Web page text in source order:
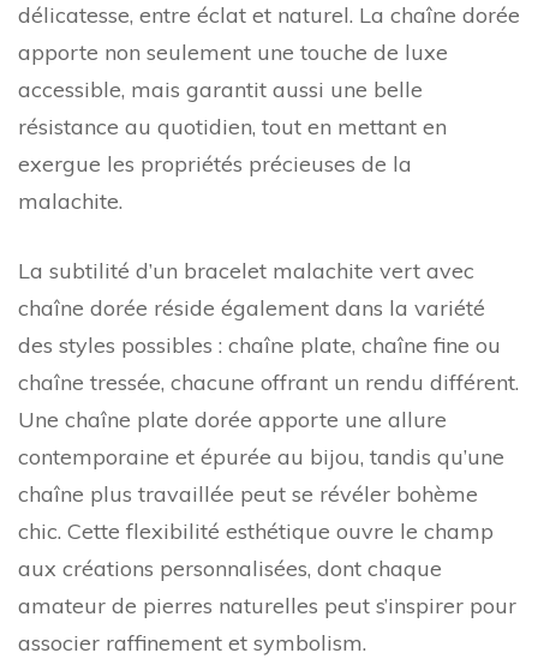
délicatesse, entre éclat et naturel. La chaîne dorée
apporte non seulement une touche de luxe
accessible, mais garantit aussi une belle
résistance au quotidien, tout en mettant en
exergue les propriétés précieuses de la
malachite.
La subtilité d’un bracelet malachite vert avec
chaîne dorée réside également dans la variété
des styles possibles : chaîne plate, chaîne fine ou
chaîne tressée, chacune offrant un rendu différent.
Une chaîne plate dorée apporte une allure
contemporaine et épurée au bijou, tandis qu’une
chaîne plus travaillée peut se révéler bohème
chic. Cette flexibilité esthétique ouvre le champ
aux créations personnalisées, dont chaque
amateur de pierres naturelles peut s’inspirer pour
associer raffinement et symbolism.